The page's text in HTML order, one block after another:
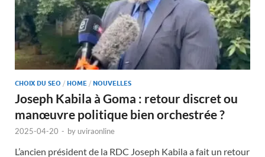
CHOIX DU SEO / HOME / NOUVELLES
Joseph Kabila à Goma : retour discret ou
manœuvre politique bien orchestrée ?
2025-04-20 - byuviraonline
L’ancien président de la RDC Joseph Kabila a fait un retour